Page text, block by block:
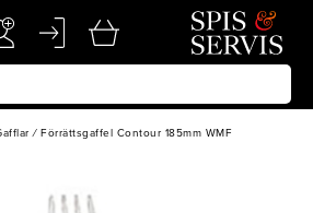
/ Förrättsgaffel Contour 185mm WMF